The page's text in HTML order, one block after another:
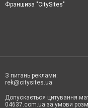
Франшиза "CitySites"
З питань реклами:
rek@citysites.ua
Допускається цитування
04637.com.ua за умови